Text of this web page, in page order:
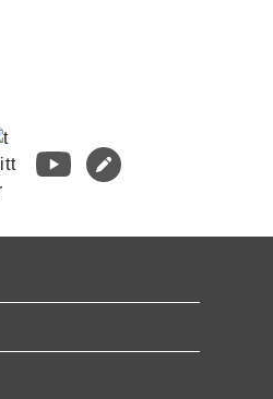
す！
絶品!
め！
！